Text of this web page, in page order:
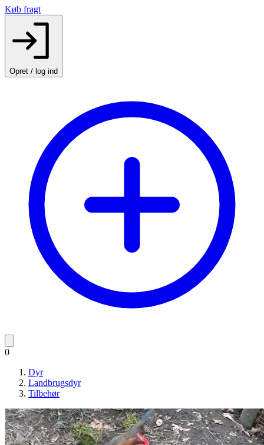
Køb fragt
Opret / log ind
0
Dyr
Landbrugsdyr
Tilbehør